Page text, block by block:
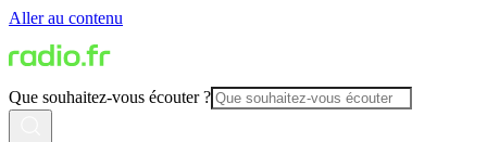
Aller au contenu
Que souhaitez-vous écouter ?